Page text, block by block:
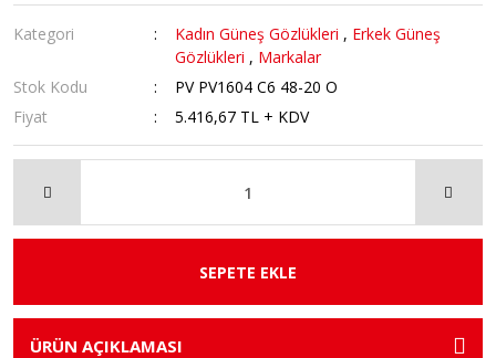
Kategori Kadın Güneş Gözlükleri , Erkek Güneş
Gözlükleri , Markalar
Stok Kodu
PV PV1604 C6 48-20 O
Fiyat
5.416,67 TL + KDV
SEPETE EKLE
ÜRÜN AÇIKLAMASI